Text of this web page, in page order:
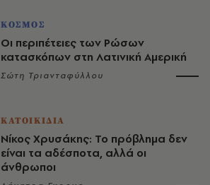
ΚΟΣΜΟΣ
Οι περιπέτειες των Ρώσων
κατασκόπων στη Λατινική Αμερική
Σώτη Τριανταφύλλου
ΚΑΤΟΙΚΙΔΙΑ
Νίκος Χρυσάκης: Το πρόβλημα δεν
είναι τα αδέσποτα, αλλά οι
άνθρωποι